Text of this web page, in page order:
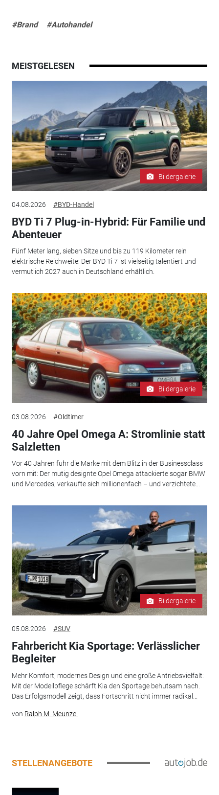
#Brand #Autohandel
MEISTGELESEN
Bildergalerie
04.08.2026 #BYD-Handel
BYD Ti 7 Plug-in-Hybrid: Für Familie und
Abenteuer
Fünf Meter lang, sieben Sitze und bis zu 119 Kilometer rein
elektrische Reichweite: Der BYD Ti 7 ist vielseitig talentiert und
vermutlich 2027 auch in Deutschland erhältlich.
Bildergalerie
03.08.2026 #Oldtimer
40 Jahre Opel Omega A: Stromlinie statt
Salzletten
Vor 40 Jahren fuhr die Marke mit dem Blitz in der Businessclass
vorn mit: Der mutig designte Opel Omega attackierte sogar BMW
und Mercedes, verkaufte sich millionenfach – und verzichtete...
Bildergalerie
05.08.2026 #SUV
Fahrbericht Kia Sportage: Verlässlicher
Begleiter
Mehr Komfort, modernes Design und eine große Antriebsvielfalt:
Mit der Modellpflege schärft Kia den Sportage behutsam nach.
Das Erfolgsmodell zeigt, dass Fortschritt nicht immer radikal...
von Ralph M. Meunzel
STELLENANGEBOTE